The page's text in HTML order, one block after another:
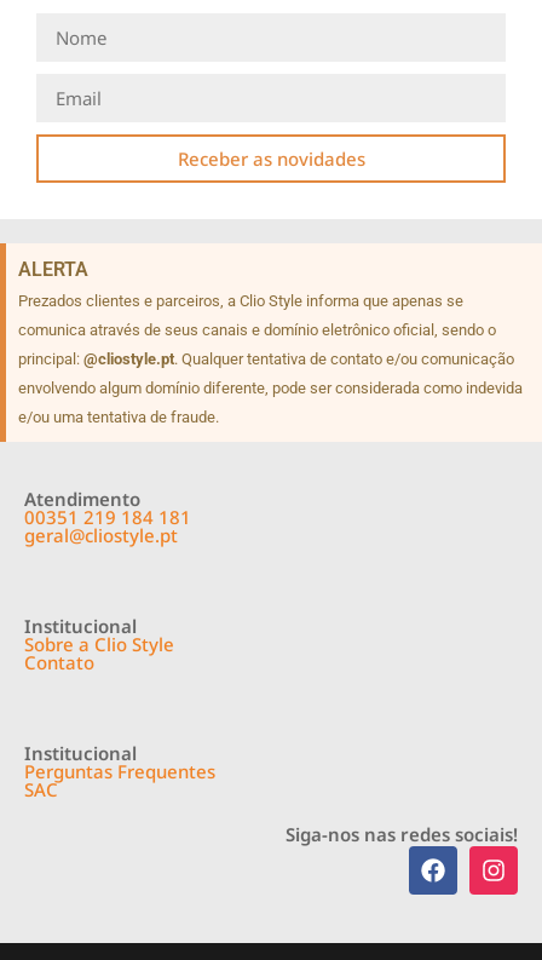
Receber as novidades
ALERTA
Prezados clientes e parceiros, a Clio Style informa que apenas se
comunica através de seus canais e domínio eletrônico oficial, sendo o
principal: @cliostyle.pt. Qualquer tentativa de contato e/ou comunicação
envolvendo algum domínio diferente, pode ser considerada como indevida
e/ou uma tentativa de fraude.
Atendimento
00351 219 184 181
geral@cliostyle.pt
Institucional
Sobre a Clio Style
Contato
Institucional
Perguntas Frequentes
SAC
Siga-nos nas redes sociais!